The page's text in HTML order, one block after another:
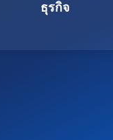
ธุรกิจ